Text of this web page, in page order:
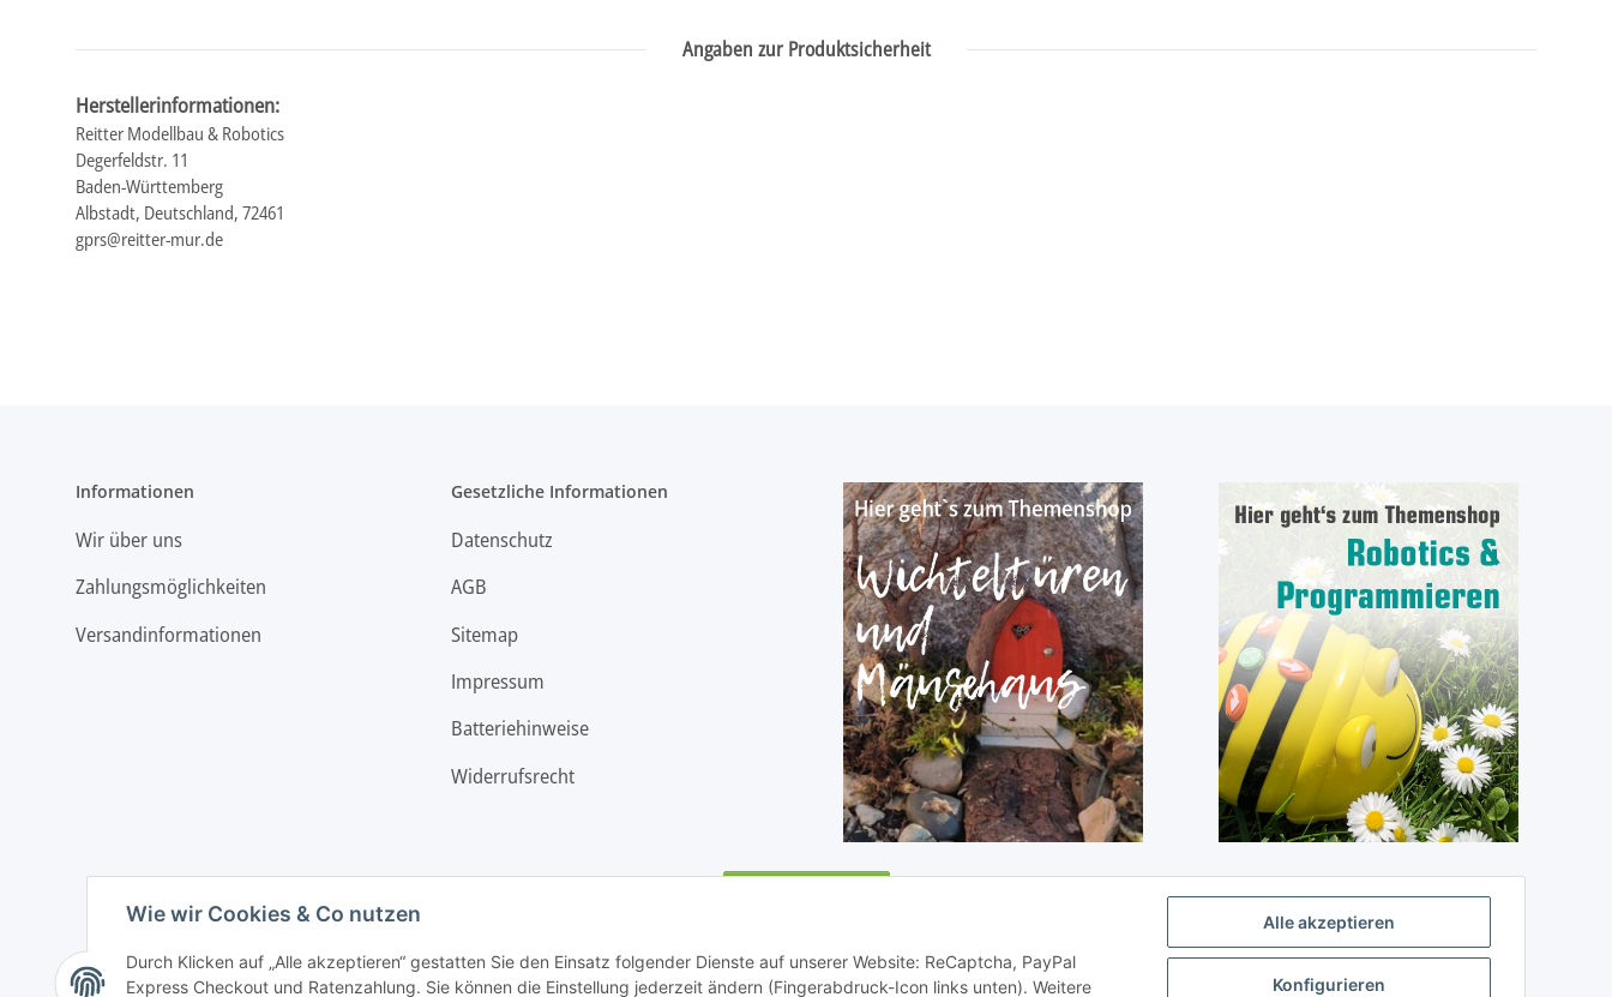
Alle akzeptieren
Konfigurieren
Wie wir Cookies & Co nutzen
Durch Klicken auf „Alle akzeptieren“ gestatten Sie den Einsatz folgender Dienste auf unserer Website: ReCaptcha, PayPal
Express Checkout und Ratenzahlung. Sie können die Einstellung jederzeit ändern (Fingerabdruck-Icon links unten). Weitere
Angaben zur Produktsicherheit
Herstellerinformationen:
Reitter Modellbau & Robotics
Degerfeldstr. 11
Baden-Württemberg
Albstadt, Deutschland, 72461
gprs@reitter-mur.de
Informationen
Wir über uns
Zahlungsmöglichkeiten
Versandinformationen
Gesetzliche Informationen
Datenschutz
AGB
Sitemap
Impressum
Batteriehinweise
Widerrufsrecht